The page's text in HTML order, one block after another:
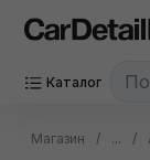
Каталог
Магазин ...